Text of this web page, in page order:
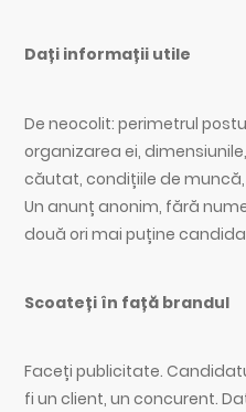
Dați informații utile
De neocolit: perimetrul
organizarea ei,
căutat, condițiile de
Un anunț anonim, fără
două ori mai puține
Scoateți în față brandul
Faceți publicitate.
fi un client, un concurent.